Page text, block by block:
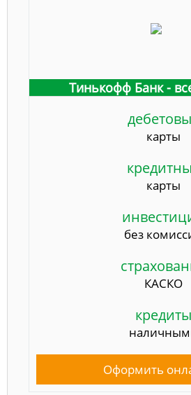
Тинькофф Банк -
карты
карты
без
КАСКО
кредиты
Оформить